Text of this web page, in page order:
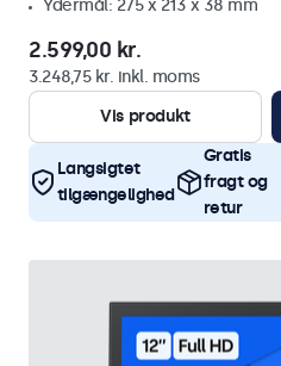
Ydermål: 275 x 213 x 38 mm
2.599,00 kr.
3.248,75 kr. inkl. moms
Vis produkt
Langsigtet
tilgængelighed
Gratis
fragt og
retur